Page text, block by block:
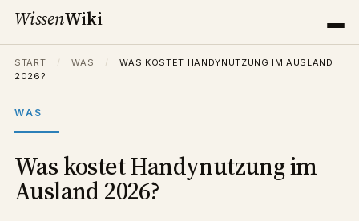
WissenWiki
START / WAS /
WAS KOSTET HANDYNUTZUNG IM AUSLAND
2026?
WAS
Was kostet Handynutzung im
Ausland 2026?